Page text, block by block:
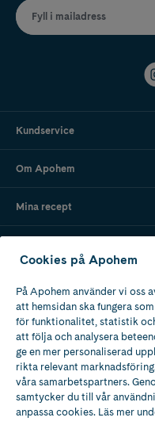
Fyll i mailadress
Kundservice
Om Apohem
Mina recept
Apotek med tillstånd
av Läkemedelsverket
Cookies på Apohem
På Apohem använder vi oss
att hemsidan ska fungera
för funktionalitet, statistik
att följa och analysera
ge en mer personaliserad
rikta relevant
våra samarbetspartners.
samtycker du till vår
anpassa cookies. Läs mer